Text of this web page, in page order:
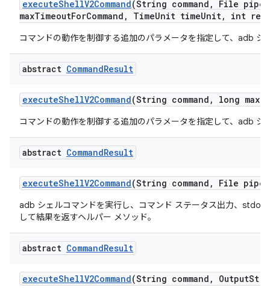
executeShellV2Command(String command , File pipe
maxTimeoutForCommand , TimeUnit timeUnit, int
コマンドの動作を制御する追加のパラメータを指定して、adb シ
abstract CommandResult
executeShellV2Command(String command , long max
コマンドの動作を制御する追加のパラメータを指定して、adb シ
abstract CommandResult
executeShellV2Command(String command , File pipe
adb シェルコマンドを実行し、コマンド ステータス出力、
して結果を返すヘルパー メソッド。
abstract CommandResult
executeShellV2Command(String command , Output